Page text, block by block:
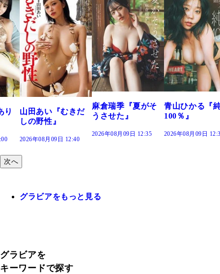
むきだ
12:40
麻倉瑞季『夏がそ
うさせた』
2026年08月09日 12:35
青山ひかる『純度
100％』
2026年08月09日 12:30
溝端 葵『
つの、あ
で。』
2026年08月09
次へ
グラビアをもっと見る
グラビアを
キーワードで探す